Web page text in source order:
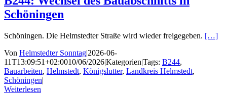
Schöningen
Schöningen. Die Helmstedter Straße wird wieder freigegeben. […]
Von Helmstedter Sonntag|2026-06-
11T13:09:51+02:0010/06/2026|Kategorien|Tags: B244,
Bauarbeiten, Helmstedt, Königslutter, Landkreis Helmstedt,
Schöningen|
Weiterlesen